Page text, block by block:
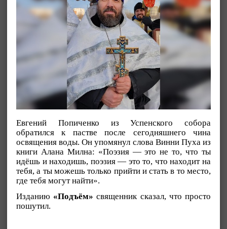
Евгений Попиченко из Успенского собора
обратился к пастве после сегодняшнего чина
освящения воды. Он упомянул слова Винни Пуха из
книги Алана Милна: «Поэзия — это не то, что ты
идёшь и находишь, поэзия — это то, что находит на
тебя, а ты можешь только прийти и стать в то место,
где тебя могут найти».
Изданию «Подъём» священник сказал, что просто
пошутил.